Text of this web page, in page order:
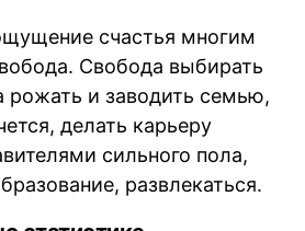
счастья многим
Свобода выбирать
рожать и заводить семью,
делать карьеру
сильного пола,
развлекаться.